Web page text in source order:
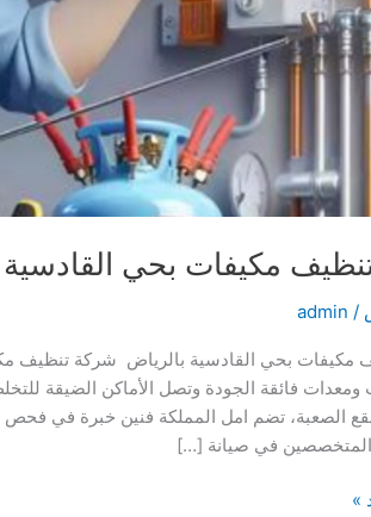
مكيفات بحي القادسية
/
admin
مكيفات بحي القادسية بالرياض شركة تنظيف
ومعدات فائقة الجودة وتصل الأماكن الضيقة
الصعبة، تضم امل المملكة فنين خبرة في
المتخصصين في صيانة […]
»